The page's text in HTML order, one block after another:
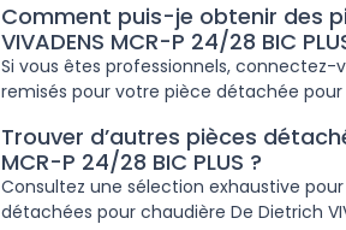
Comment puis-je obtenir des
VIVADENS MCR-P 24/28 BIC
Si vous êtes professionnels,
remisés pour votre pièce détachée pour
Trouver d’autres pièces
MCR-P 24/28 BIC PLUS ?
Consultez une sélection exhaustive
détachées pour chaudière De Dietrich